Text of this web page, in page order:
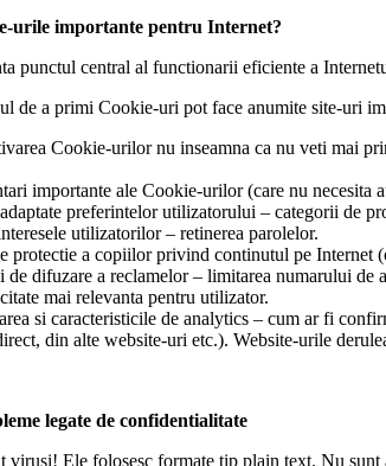
urile importante pentru Internet?
punctul central al functionarii eficiente a
de a primi Cookie-uri pot face anumite site-uri
Cookie-urilor nu inseamna ca nu veti mai
importante ale Cookie-urilor (care nu
preferintelor utilizatorului – categorii de
utilizatorilor – retinerea parolelor.
protectie a copiilor privind continutul pe Internet
de difuzare a reclamelor – limitarea numarului
mai relevanta pentru utilizator.
si caracteristicile de analytics – cum ar fi
din alte website-uri etc.). Website-urile
legate de confidentialitate
Ele folosesc formate tip plain text. Nu sunt